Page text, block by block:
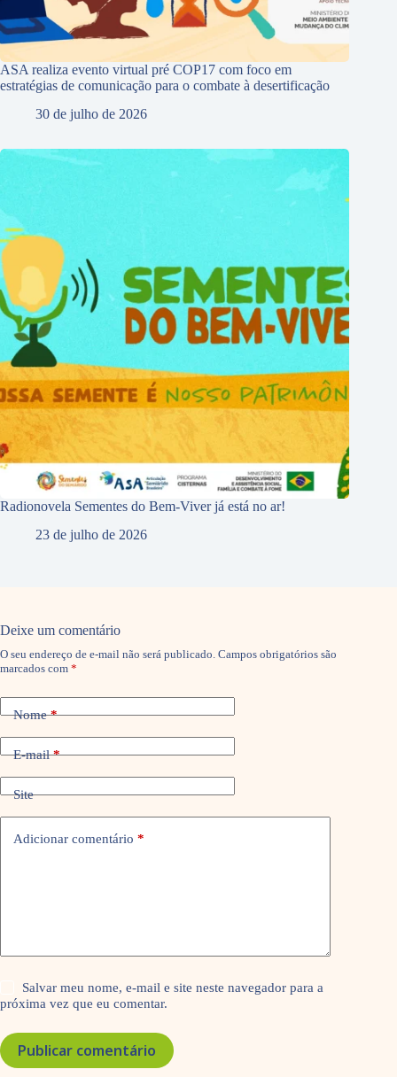
ASA realiza evento virtual pré COP17 com foco em
estratégias de comunicação para o combate à desertificação
30 de julho de 2026
Radionovela Sementes do Bem-Viver já está no ar!
23 de julho de 2026
Deixe um comentário
O seu endereço de e-mail não será publicado. Campos obrigatórios são
marcados com *
Nome*
E-mail*
Site
Adicionar comentário *
Salvar meu nome, e-mail e site neste navegador para a
próxima vez que eu comentar.
Publicar comentário